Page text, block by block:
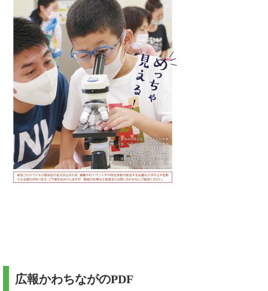
広報かわちながのPDF